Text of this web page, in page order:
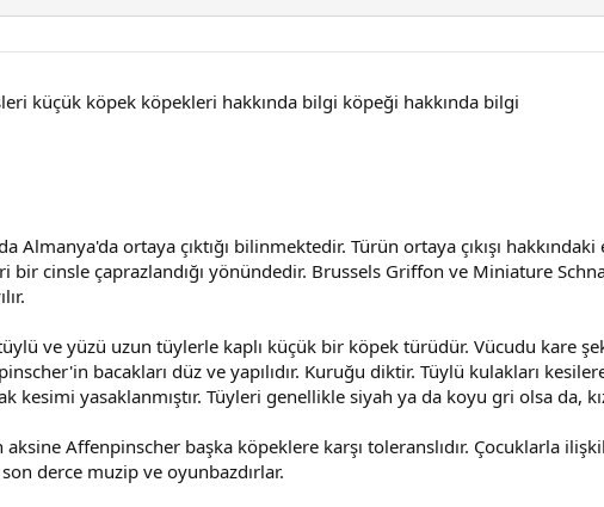
küçük köpek köpekleri hakkında bilgi köpeği hakkında bilgi
Almanya'da ortaya çıktığı bilinmektedir. Türün ortaya çıkışı
cinsle çaprazlandığı yönündedir. Brussels Griffon ve Miniature
ve yüzü uzun tüylerle kaplı küçük bir köpek türüdür. Vücudu kare
bacakları düz ve yapılıdır. Kuruğu diktir. Tüylü kulakları
kesimi yasaklanmıştır. Tüyleri genellikle siyah ya da koyu gri olsa da,
aksine Affenpinscher başka köpeklere karşı toleranslıdır. Çocuklarla
derce muzip ve oyunbazdırlar.